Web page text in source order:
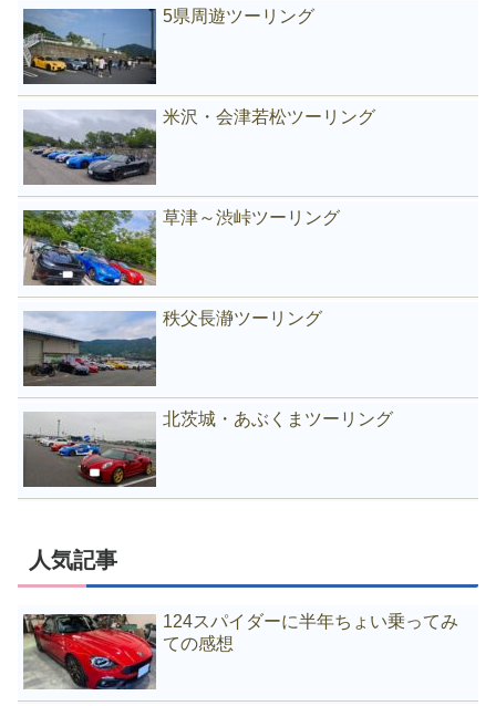
5県周遊ツーリング
米沢・会津若松ツーリング
草津～渋峠ツーリング
秩父長瀞ツーリング
北茨城・あぶくまツーリング
人気記事
124スパイダーに半年ちょい乗ってみ
ての感想